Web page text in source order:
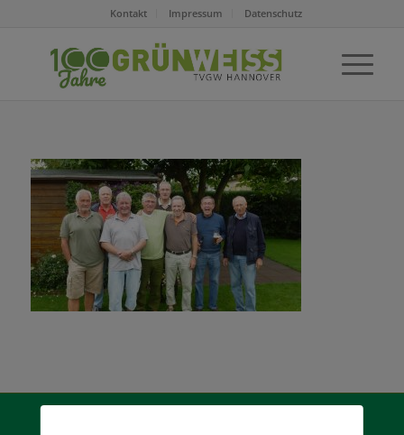
Kontakt Impressum Datenschutz